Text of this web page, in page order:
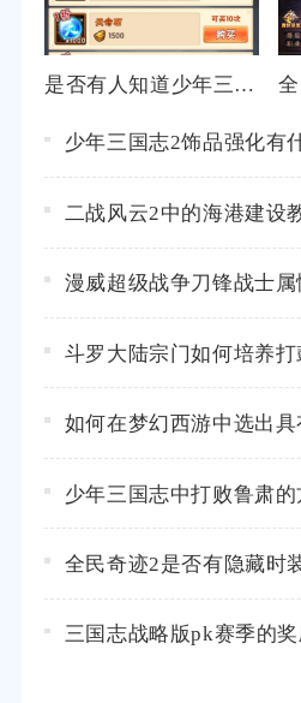
是否有人知道少年三国志靖海凌统的获得方法
少年三国志2饰品强化有
二战风云2中的海港建设
漫威超级战争刀锋战士属
斗罗大陆宗门如何培养打
少年三国志中打败鲁肃
全民奇迹2是否有隐藏时
三国志战略版pk赛季的